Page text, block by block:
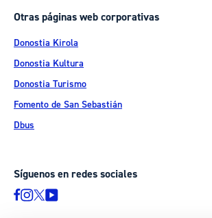
Otras páginas web corporativas
Donostia Kirola
Donostia Kultura
Donostia Turismo
Fomento de San Sebastián
Dbus
Síguenos en redes sociales